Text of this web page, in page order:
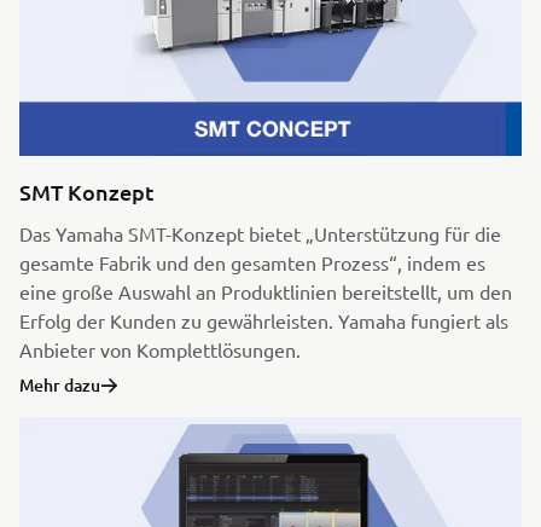
SMT Konzept
Das Yamaha SMT-Konzept bietet „Unterstützung für die
gesamte Fabrik und den gesamten Prozess“, indem es
eine große Auswahl an Produktlinien bereitstellt, um den
Erfolg der Kunden zu gewährleisten. Yamaha fungiert als
Anbieter von Komplettlösungen.
Mehr dazu